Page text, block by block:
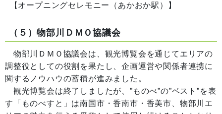
【オープニングセレモニー（あかおか駅）】
（５）物部川ＤＭＯ協議会
物部川ＤＭＯ協議会は、観光博覧会を通じてエリアの
調整役としての役割を果たし、企画運営や関係者連携に
関するノウハウの蓄積が進みました。
観光博覧会は終了しましたが、”ものべ”の”ベスト”を表
す「ものべすと」は南国市・香南市・香美市、物部川エ